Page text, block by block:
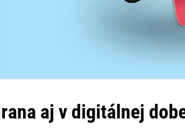
aj v digitálnej